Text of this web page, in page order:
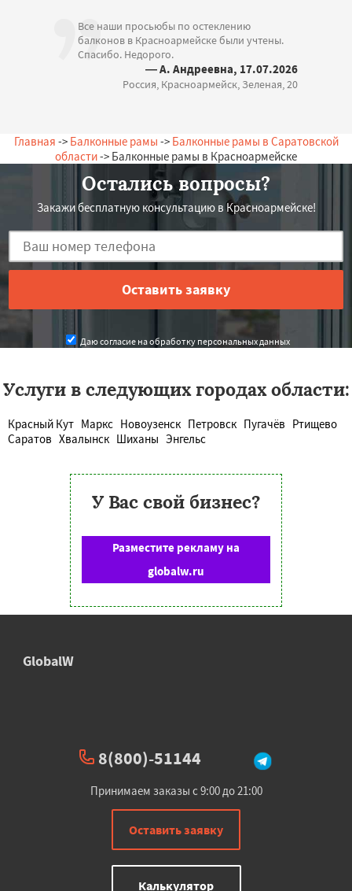
Все наши просьюбы по остеклению
балконов в Красноармейске были учтены.
Спасибо. Недорого.
— А. Андреевна, 17.07.2026
Россия, Красноармейск, Зеленая, 20
Главная -> Балконные рамы -> Балконные рамы в Саратовской
области-> Балконные рамы в Красноармейске
Остались вопросы?
Закажи бесплатную консультацию в Красноармейске!
Даю согласие на обработку персональных данных
Услуги в следующих городах области:
Красный Кут Маркс Новоузенск Петровск Пугачёв Ртищево
Саратов Хвалынск Шиханы Энгельс
У Вас свой бизнес?
Разместите рекламу на
globalw.ru
GlobalW
8(800)-51144
Принимаем заказы с 9:00 до 21:00
Оставить заявку
Калькулятор